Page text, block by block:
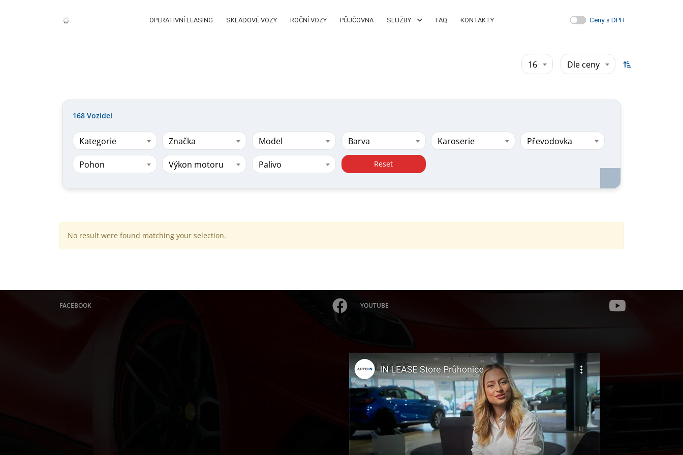
OPERATIVNÍ LEASING SKLADOVÉ VOZY ROČNÍ VOZY PŮJČOVNA SLUŽBY FAQ KONTAKTY Ceny s DPH
16 Dle ceny
168 Vozidel
Kategorie Značka Model Barva Karoserie Převodovka
Pohon Výkon motoru Palivo Reset
No result were found matching your selection.
FACEBOOK YOUTUBE